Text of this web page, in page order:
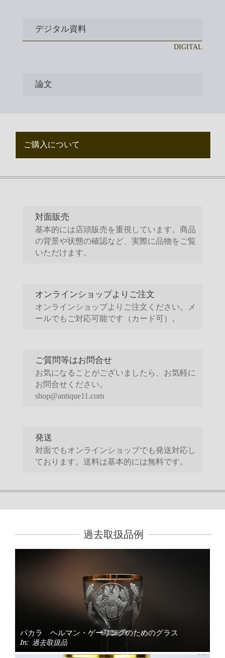
デジタル資料
DIGITAL
論文
ご購入について
対面販売
基本的には店頭販売を重視しています。商品
の背景や状態の確認など、実際に品物をご覧
いただけます。
オンラインショップよりご注文
オンラインショップよりご注文ください。メ
ールでもご対応可能です（カード可）。
ご質問等はお問合せ
お気になることがございましたら、お気軽に
お問合せください。
shop@antique11.com
発送
対面でもオンラインショップでも発送対応し
ております。送料は基本的には無料です。
過去取扱品例
バカラ ヘルマン・ゲーリングのためのグラス
In: 過去取扱品